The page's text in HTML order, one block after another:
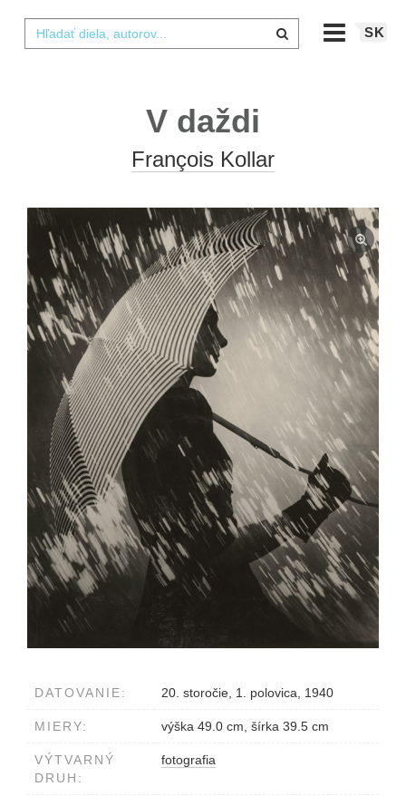
SK
V daždi
François Kollar
DATOVANIE: 20. storočie, 1. polovica, 1940
MIERY: výška 49.0 cm, šírka 39.5 cm
VÝTVARNÝ
DRUH:
fotografia